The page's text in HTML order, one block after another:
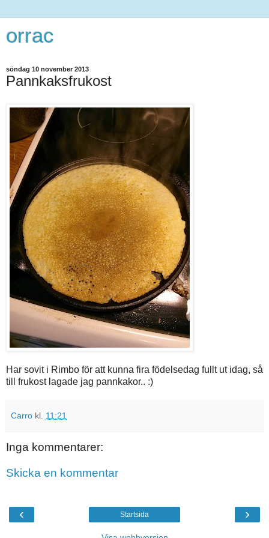
orrac
söndag 10 november 2013
Pannkaksfrukost
Har sovit i Rimbo för att kunna fira födelsedag fullt ut idag, så
till frukost lagade jag pannkakor.. :)
Carro kl. 11:21
Inga kommentarer:
Skicka en kommentar
‹ ›
Startsida